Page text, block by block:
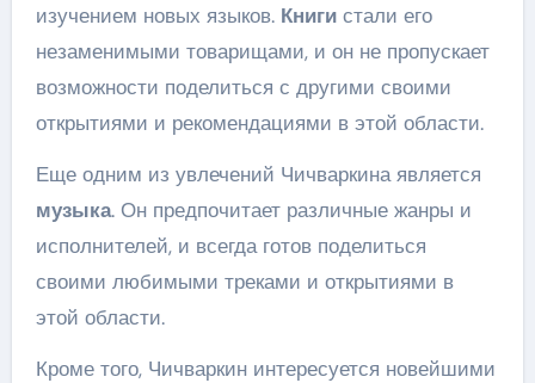
изучением новых языков. Книгистали его
незаменимыми товарищами, и он не пропускает
возможности поделиться с другими своими
открытиями и рекомендациями в этой области.
Еще одним из увлечений Чичваркина является
музыка. Он предпочитает различные жанры и
исполнителей, и всегда готов поделиться
своими любимыми треками и открытиями в
этой области.
Кроме того, Чичваркин интересуется новейшими